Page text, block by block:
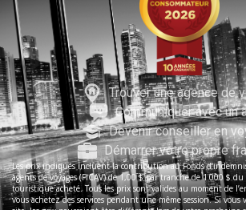
Trouver une agence de
Communiquer avec un
Devenir conseiller en
Démarrer votre propre
Les prix indiqués incluent la contribution au Fonds
agents de voyages (FICAV) de 1,00 $ par tranche de 1 000 $
touristique acheté. Tous les prix sont valides au moment de
vous achetez des services pendant une même session. Si vous